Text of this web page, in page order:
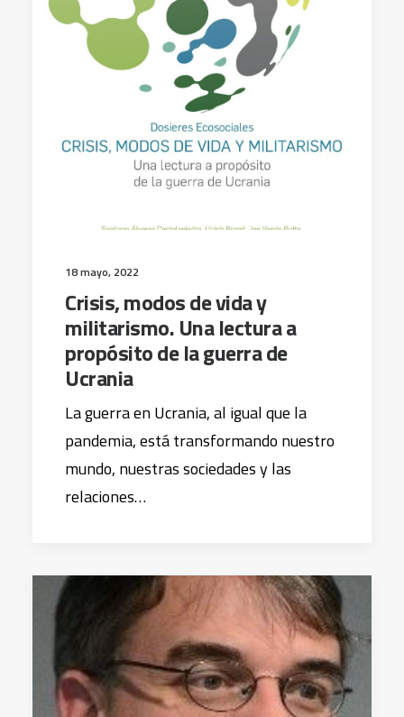
18 mayo, 2022
Crisis, modos de vida y
militarismo. Una lectura a
propósito de la guerra de
Ucrania
La guerra en Ucrania, al igual que la
pandemia, está transformando nuestro
mundo, nuestras sociedades y las
relaciones…